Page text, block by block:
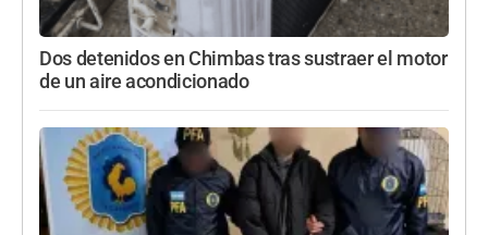
Dos detenidos en Chimbas tras sustraer el motor
de un aire acondicionado